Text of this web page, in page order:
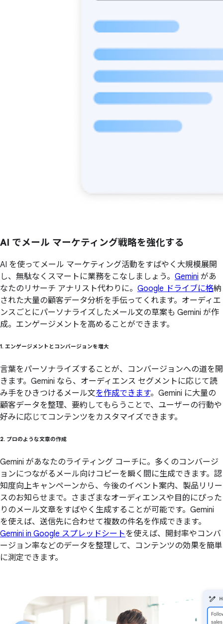
AI でメール マーケティング戦略を強化する
AI を使ってメール マーケティング活動をすばやく大規模展開
し、無駄なくスマートに業務をこなしましょう。 Gemini があ
なたのリサーチ アナリスト代わりに。 Google ドライブに格納
された大量の顧客データ分析を手伝ってくれます。オーディエ
ンスごとにパーソナライズしたメール文の草案も Gemini が作
成。エンゲージメントを高めることができます。
1. エンゲージメントと コンバージョンを増大
言葉をパーソナライズすることが、コンバージョンへの道を開
きます。Gemini なら、オーディエンス セグメントに応じて読
み手をひきつけるメール文を作成できます。Gemini に大量の
顧客データを整理、要約してもらうことで、ユーザーの行動や
好みに応じてコンテンツをカスタマイズできます。
2. プロのような文章の作成
Gemini があなたのライティング コーチに。多くのコンバージ
ョンにつながるメール向けコピーを瞬く間に生成できます。認
知度向上キャンペーンから、今後のイベント案内、製品リリー
スのお知らせまで。さまざまなオーディエンスや目的にぴった
りのメール文章をすばやく生成することが可能です。Gemini
を使えば、送信先に合わせて複数の件名を作成できます。
Gemini in Google スプレッドシートを使えば、開封率やコンバ
ージョン率などのデータを整理して、コンテンツの効果を簡単
に測定できます。